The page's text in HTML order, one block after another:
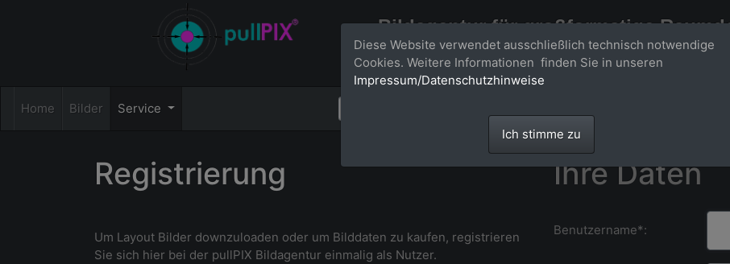
Bildagentur für großformatige
Großformatige Bilder - über 100 Meter große 'largeformat' Fotos im
Home Bilder Service
Registrierung
Um Layout Bilder downzuloaden oder um Bilddaten zu kaufen, registrieren
Sie sich hier bei der pullPIX Bildagentur einmalig als Nutzer.
Ihre Daten
Benutzername*:
Diese Website verwendet ausschließlich technisch notwendige
Cookies. Weitere Informationen finden Sie in unseren
Impressum/Datenschutzhinweise
Ich stimme zu